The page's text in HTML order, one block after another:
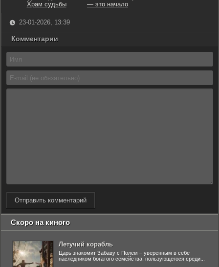
Храм судьбы
— это начало
23-01-2026, 13:39
Комментарии
Отправить комментарий
Скоро на киного
Летучий корабль
Царь знакомит Забаву с Полем – уверенным в себе
наследником богатого семейства, пользующегося среди...